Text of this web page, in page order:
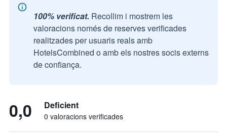
100% verificat. Recollim i mostrem les
valoracions només de reserves verificades
realitzades per usuaris reals amb
HotelsCombined o amb els nostres socis externs
de confiança.
0,0 Deficient
0 valoracions verificades